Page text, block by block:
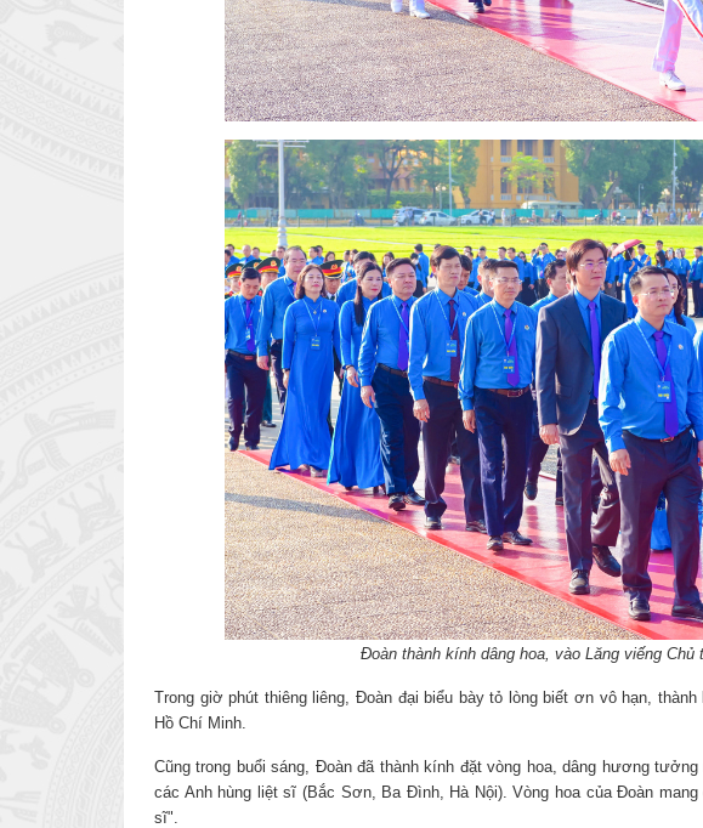
Đoàn thành kính dâng hoa, vào Lăng viếng Chủ
Trong giờ phút thiêng liêng, Đoàn đại biểu bày tỏ lòng biết ơn vô hạn,
Hồ Chí Minh.
Cũng trong buổi sáng, Đoàn đã thành kính đặt vòng hoa, dâng hương
các Anh hùng liệt sĩ (Bắc Sơn, Ba Đình, Hà Nội). Vòng hoa của Đoàn
sĩ".